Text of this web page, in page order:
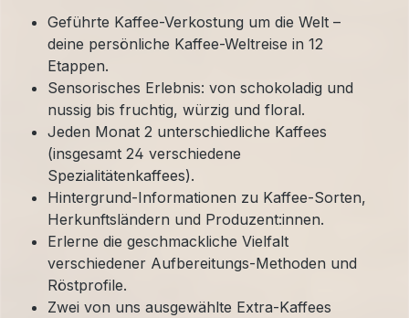
Geführte Kaffee-Verkostung um die Welt –
deine persönliche Kaffee-Weltreise in 12
Etappen.
Sensorisches Erlebnis: von schokoladig und
nussig bis fruchtig, würzig und floral.
Jeden Monat 2 unterschiedliche Kaffees
(insgesamt 24 verschiedene
Spezialitätenkaffees).
Hintergrund-Informationen zu Kaffee-Sorten,
Herkunftsländern und Produzent:innen.
Erlerne die geschmackliche Vielfalt
verschiedener Aufbereitungs-Methoden und
Röstprofile.
Zwei von uns ausgewählte Extra-Kaffees